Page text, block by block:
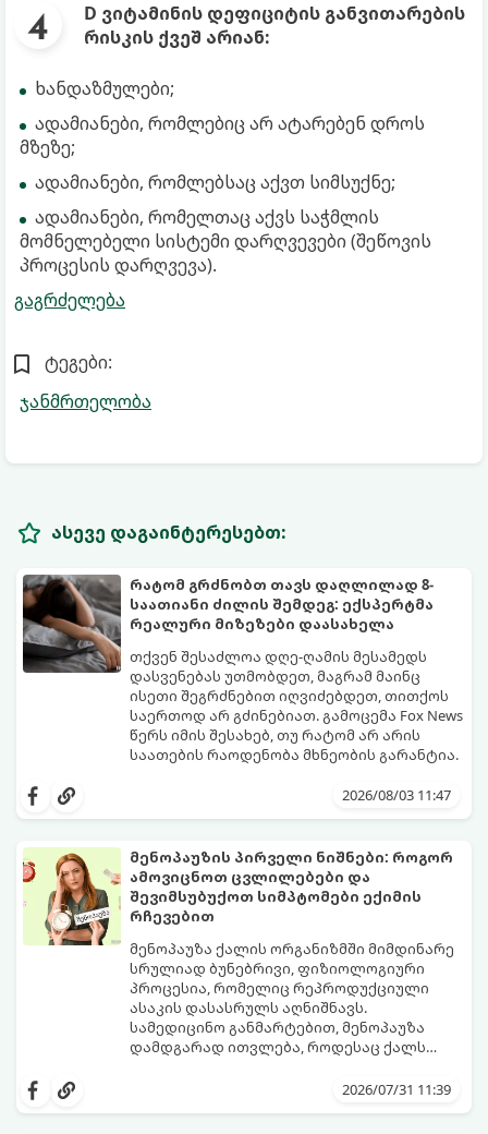
D ვიტამინის დეფიციტის განვითარების
რისკის ქვეშ არიან:
ხანდაზმულები;
ადამიანები, რომლებიც არ ატარებენ დროს
მზეზე;
ადამიანები, რომლებსაც აქვთ სიმსუქნე;
ადამიანები, რომელთაც აქვს საჭმლის
მომნელებელი სისტემი დარღვევები (შეწოვის
პროცესის დარღვევა).
გაგრძელება
ტეგები:
ჯანმრთელობა
ასევე დაგაინტერესებთ:
რატომ გრძნობთ თავს დაღლილად 8-
საათიანი ძილის შემდეგ: ექსპერტმა
რეალური მიზეზები დაასახელა
თქვენ შესაძლოა დღე-ღამის მესამედს
დასვენებას უთმობდეთ, მაგრამ მაინც
ისეთი შეგრძნებით იღვიძებდეთ, თითქოს
საერთოდ არ გძინებიათ. გამოცემა Fox News
წერს იმის შესახებ, თუ რატომ არ არის
საათების რაოდენობა მხნეობის გარანტია.
2026/08/03 11:47
მენოპაუზის პირველი ნიშნები: როგორ
ამოვიცნოთ ცვლილებები და
შევიმსუბუქოთ სიმპტომები ექიმის
რჩევებით
მენოპაუზა ქალის ორგანიზმში მიმდინარე
სრულიად ბუნებრივი, ფიზიოლოგიური
პროცესია, რომელიც რეპროდუქციული
ასაკის დასასრულს აღნიშნავს.
სამედიცინო განმარტებით, მენოპაუზა
დამდგარად ითვლება, როდესაც ქალს
ცვლილებები ამ მომენტამდე ბევრად ადრე
2026/07/31 11:39